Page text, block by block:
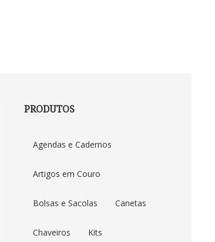
PRODUTOS
Agendas e Cadernos
Artigos em Couro
Bolsas e Sacolas Canetas
Chaveiros Kits